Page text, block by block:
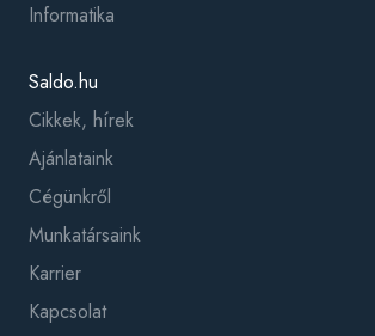
Informatika
Saldo.hu
Cikkek, hírek
Ajánlataink
Cégünkről
Munkatársaink
Karrier
Kapcsolat